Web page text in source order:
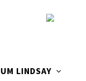
UM LINDSAY